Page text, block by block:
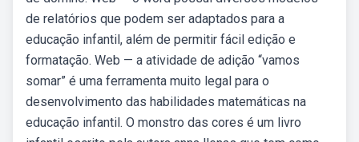
de relatórios que podem ser adaptados para a
educação infantil, além de permitir fácil edição e
formatação. Web — a atividade de adição “vamos
somar” é uma ferramenta muito legal para o
desenvolvimento das habilidades matemáticas na
educação infantil. O monstro das cores é um livro